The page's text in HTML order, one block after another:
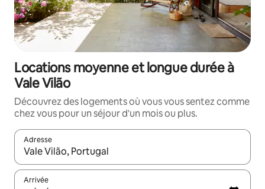
Locations moyenne et longue durée à
Vale Vilão
Découvrez des logements où vous vous sentez comme
chez vous pour un séjour d'un mois ou plus.
Adresse
Lorsque les résultats s'affichent, utilisez les flèches vers le
Arrivée